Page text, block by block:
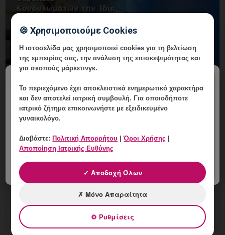
Θεραπεία Κονδυλωμάτων την Ίδια
Εφικτή;
Θεραπεία Κονδυλωμάτων την Ίδια Ημέρα με την
σαφές πλάνο παρακολούθησης και ραντεβού στη Vital
WomanHood
🍪 Χρησιμοποιούμε Cookies
Η ιστοσελίδα μας χρησιμοποιεί cookies για τη βελτίωση
της εμπειρίας σας, την ανάλυση της επισκεψιμότητας και
για σκοπούς μάρκετινγκ.
Το περιεχόμενο έχειαποκλειστικά ενημερωτικό χαρακτήρα
και δεν αποτελεί ιατρική συμβουλή. Για οποιοδήποτε
ιατρικό ζήτημα επικοινωνήστε με εξειδικευμένο
γυναικολόγο.
Διαβάστε:Πολιτική Απορρήτου |Όροι Χρήσης |
Αποποίηση Ιατρικής Ευθύνης
✓ Αποδοχή Όλων
✗ Μόνο Απαραίτητα
⚙ Ρυθμίσεις